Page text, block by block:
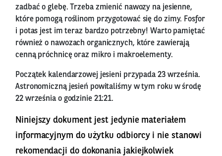
zadbać o glebę. Trzeba zmienić nawozy na jesienne,
które pomogą roślinom przygotować się do zimy. Fosfor
i potas jest im teraz bardzo potrzebny! Warto pamiętać
również o nawozach organicznych, które zawierają
cenną próchnicę oraz mikro i makroelementy.
Początek kalendarzowej jesieni przypada 23 września.
Astronomiczną jesień powitaliśmy w tym roku w środę
22 września o godzinie 21:21.
Niniejszy dokument jest jedynie materiałem
informacyjnym do użytku odbiorcy i nie stanowi
rekomendacji do dokonania jakiejkolwiek